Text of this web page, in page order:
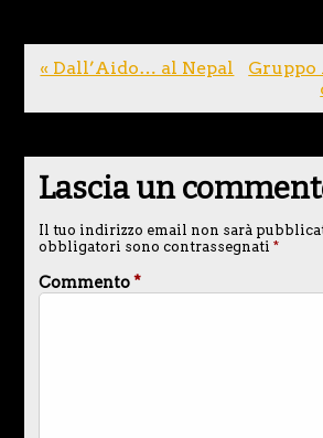
« Dall’Aido… al Nepal
Lascia un
Il tuo indirizzo email non sarà
obbligatori sono contrassegnati *
Commento*